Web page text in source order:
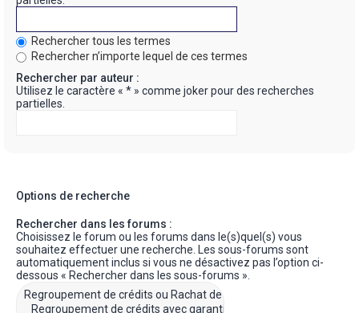
Rechercher tous les termes
Rechercher n’importe lequel de ces termes
Rechercher par auteur :
Utilisez le caractère « * » comme joker pour des recherches
partielles.
Options de recherche
Rechercher dans les forums :
Choisissez le forum ou les forums dans le(s)quel(s) vous
souhaitez effectuer une recherche. Les sous-forums sont
automatiquement inclus si vous ne désactivez pas l’option ci-
dessous « Rechercher dans les sous-forums ».